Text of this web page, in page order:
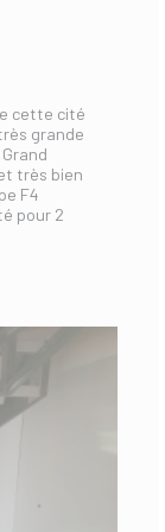
cette cité
grande
très bien
F4
pour 2